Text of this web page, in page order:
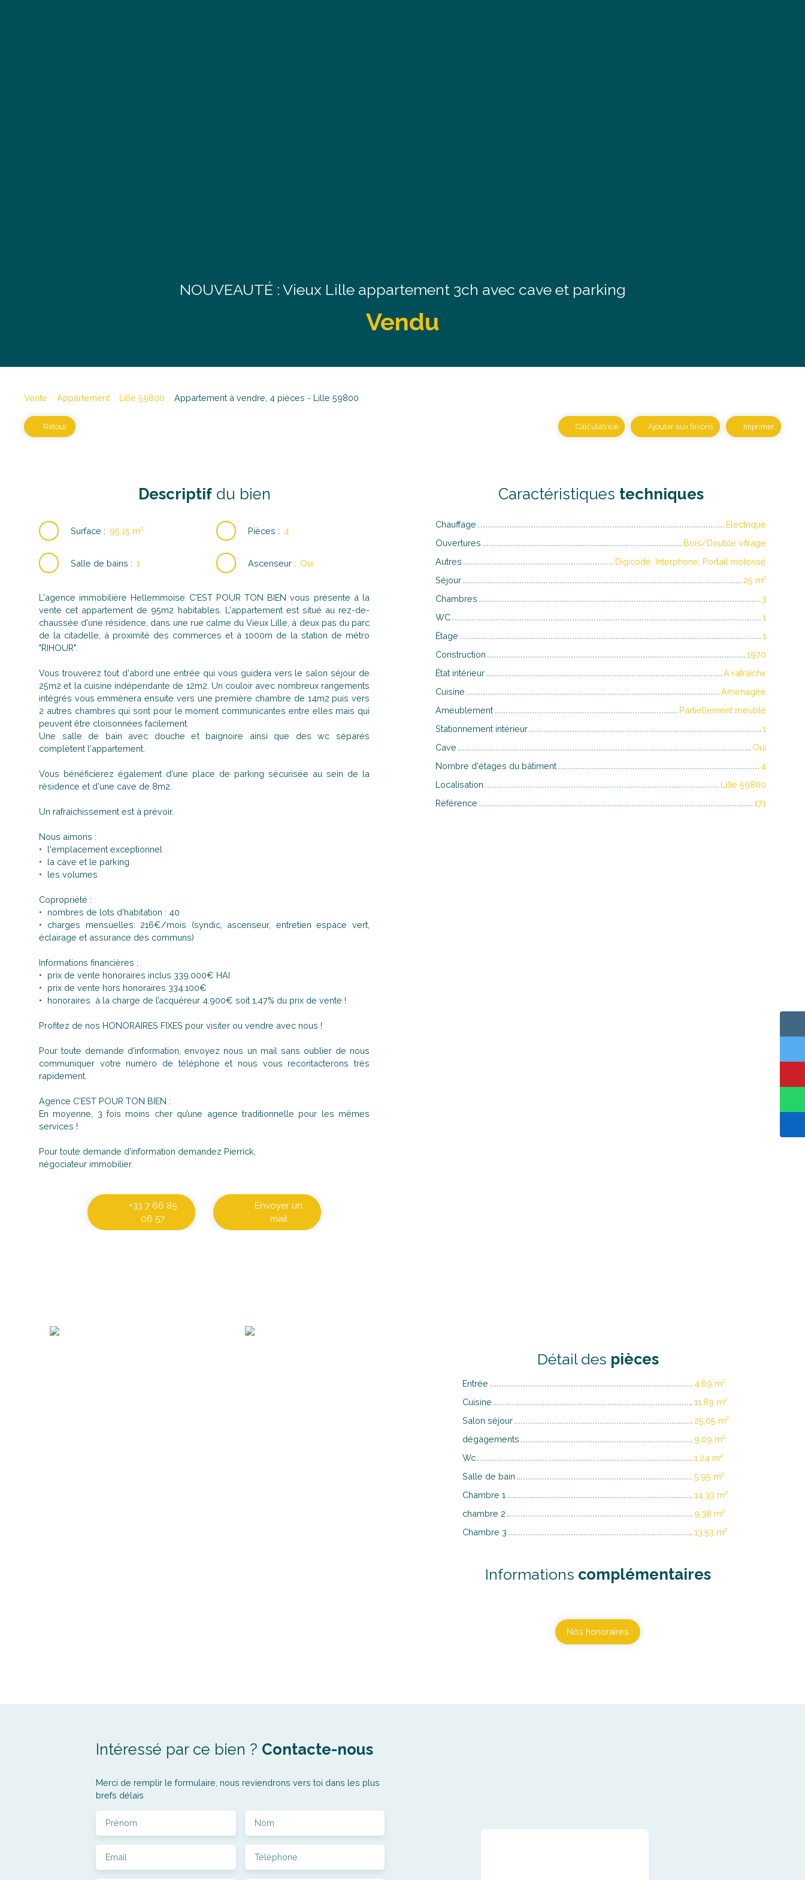
NOUVEAUTÉ : Vieux Lille appartement 3ch avec cave et parking
Vendu
Vente Appartement Lille 59800 Appartement à vendre, 4 pièces - Lille 59800
Retour Calculatrice Ajouter aux favoris Imprimer
Descriptifdu bien
Surface : 95.15 m² Pièces : 4
Salle de bains : 1 Ascenseur : Oui
L'agence immobilière Hellemmoise C'EST POUR TON BIEN vous présente à la
vente cet appartement de 95m2 habitables. L'appartement est situé au rez-de-
chaussée d'une résidence, dans une rue calme du Vieux Lille, à deux pas du parc
de la citadelle, à proximité des commerces et à 1000m de la station de métro
"RIHOUR".
Vous trouverez tout d'abord une entrée qui vous guidera vers le salon séjour de
25m2 et la cuisine indépendante de 12m2. Un couloir avec nombreux rangements
intégrés vous emmènera ensuite vers une première chambre de 14m2 puis vers
2 autres chambres qui sont pour le moment communicantes entre elles mais qui
peuvent être cloisonnées facilement.
Une salle de bain avec douche et baignoire ainsi que des wc séparés
complètent l'appartement.
Vous bénéficierez également d'une place de parking sécurisée au sein de la
résidence et d'une cave de 8m2.
Un rafraichissement est à prévoir.
Nous aimons :
l'emplacement exceptionnel
la cave et le parking
les volumes
Copropriété :
nombres de lots d'habitation : 40
charges mensuelles: 216€/mois (syndic, ascenseur, entretien espace vert,
éclairage et assurance des communs)
Informations financières :
prix de vente honoraires inclus 339.000€ HAI
prix de vente hors honoraires 334.100€
honoraires à la charge de l’acquéreur 4.900€ soit 1,47% du prix de vente !
Profitez de nos HONORAIRES FIXES pour visiter ou vendre avec nous !
Pour toute demande d'information, envoyez nous un mail sans oublier de nous
communiquer votre numéro de téléphone et nous vous recontacterons très
rapidement.
Agence C'EST POUR TON BIEN :
En moyenne, 3 fois moins cher qu’une agence traditionnelle pour les mêmes
services !
Pour toute demande d'information demandez Pierrick,
négociateur immobilier.
+33 7 66 85
06 57
Envoyer un
mail
Caractéristiques techniques
Chauffage
Electrique
Ouvertures
Bois/Double vitrage
Autres
Digicode, Interphone, Portail motorisé
Séjour
25 m²
Chambres
3
WC
1
Étage
1
Construction
1970
État intérieur
A rafraîchir
Cuisine
Aménagée
Ameublement
Partiellement meublé
Stationnement intérieur
1
Cave
Oui
Nombre d'étages du bâtiment
4
Localisation
Lille 59800
Référence
171
Détail des pièces
Entrée
4,69 m²
Cuisine
11,89 m²
Salon séjour
25,05 m²
dégagements
9,09 m²
Wc
1,24 m²
Salle de bain
5,95 m²
Chambre 1
14,33 m²
chambre 2
9,38 m²
Chambre 3
13,53 m²
Informations complémentaires
Nos honoraires
Intéressé par ce bien ? Contacte-nous
Merci de remplir le formulaire, nous reviendrons vers toi dans les plus
brefs délais
Prénom Nom
Email Téléphone